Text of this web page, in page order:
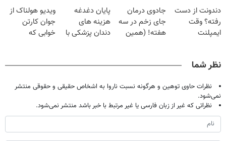
میلیون تومان!!!
درمانش کرد؟؟؟؟
دندونت از دست
رفته؟ وقت
ایمپلنت
جادوی درمان
جای زخم در سه
هفته! (همین
پایان دغدغه
هزینه های
دندان پزشکی با
ویدیو هولناک از
جوان کارتن
خوابی که
نظر شما
نظرات حاوی توهین و هرگونه نسبت ناروا به اشخاص حقیقی و حقوقی منتشر
نمی‌شود.
نظراتی که غیر از زبان فارسی یا غیر مرتبط با خبر باشد منتشر نمی‌شود.